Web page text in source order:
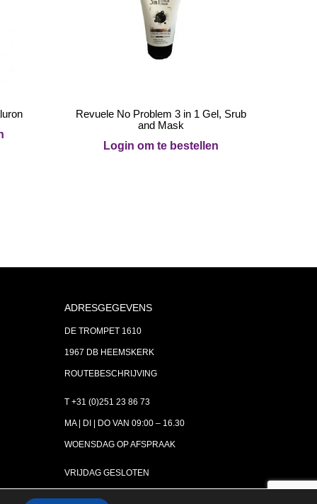
Revuele No Problem 3 in 1 Gel, Srub
and Mask
Login om te bestellen
ADRESGEGEVENS
DE TROMPET 1610
1967 DB HEEMSKERK
ROUTEBESCHRIJVING
T +31 (0)251 23 86 73
MA | DI | DO VAN 09:00 – 16.30
WOENSDAG OP AFSPRAAK
VRIJDAG GESLOTEN